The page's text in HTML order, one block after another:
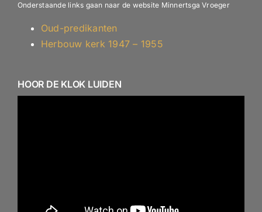
Onderstaande links gaan naar de website Minnertsga Vroeger
Oud-predikanten
Herbouw kerk 1947 – 1955
HOOR DE KLOK LUIDEN